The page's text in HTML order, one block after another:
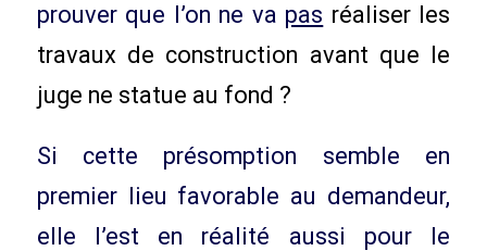
prouver que l’on ne va pas réaliser les
travaux de construction avant que le
juge ne statue au fond ?
Si cette présomption semble en
premier lieu favorable au demandeur,
elle l’est en réalité aussi pour le